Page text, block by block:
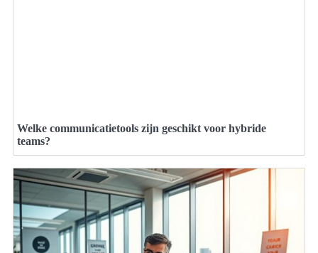
Welke communicatietools zijn geschikt voor hybride
teams?